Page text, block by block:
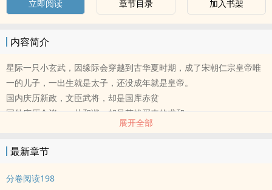
立即阅读 章节目录 加入书架
内容简介
星际一只小玄武，因缘际会穿越到古华夏时期，成了宋朝仁宗皇帝唯
一的儿子，一出生就是太子，还没成年就是皇帝。
国内庆历新政，文臣武将，却是国库赤贫
国外庆历合议，一片和谐，却是花钱买来的求和。
为了做个每天睡到自然醒，醒来赏光看景观戏、吃喝玩乐的太平皇
大宋第一美女皇后扶着太上皇后，婆媳俩眼睛瞪的溜儿圆：官家威武
不光没有去世还荣升为太上皇，历史上的宋仁宗赵祯一边大哭祖宗家
展开全部
最新章节
分卷阅读198